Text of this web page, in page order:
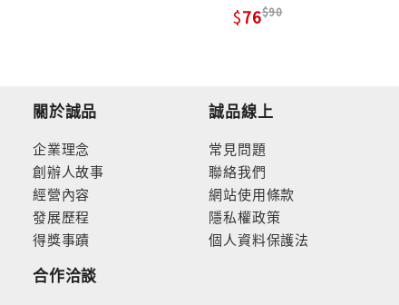
76 90
關於誠品
企業理念
創辦人故事
經營內容
發展歷程
得獎事蹟
合作洽談
誠品線上
常見問題
聯絡我們
網站使用條款
隱私權政策
個人資料保護法